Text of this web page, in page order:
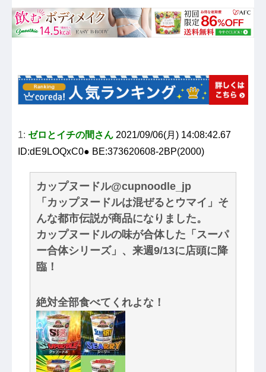
1: ゼロとイチの間さん 2021/09/06(月) 14:08:42.67
ID:dE9LOQxC0● BE:373620608-2BP(2000)
カップヌードル@cupnoodle_jp
「カップヌードルは混ぜるとウマイ」そ
んな都市伝説が商品になりました。
カップヌードルの味が合体した「スーパ
ー合体シリーズ」、来週9/13に店頭に降
臨！
絶対全部食べてくれよな！